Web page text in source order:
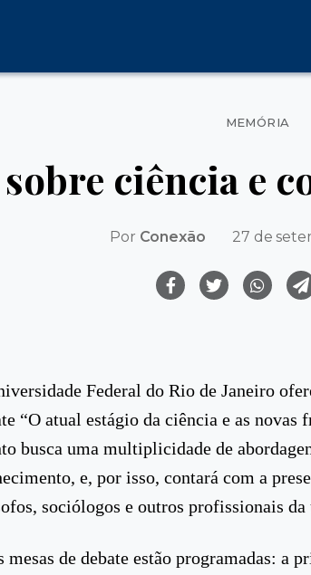
MEMÓRIA
ciência e
Por Conexão 27 de
Federal do Rio de Janeiro
“O atual estágio da ciência e as novas
busca uma multiplicidade de
e, por isso, contará com a
sociólogos e outros profissionais da
mesas de debate estão programadas: a